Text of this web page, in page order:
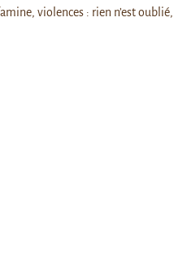
violences : rien n’est oublié,